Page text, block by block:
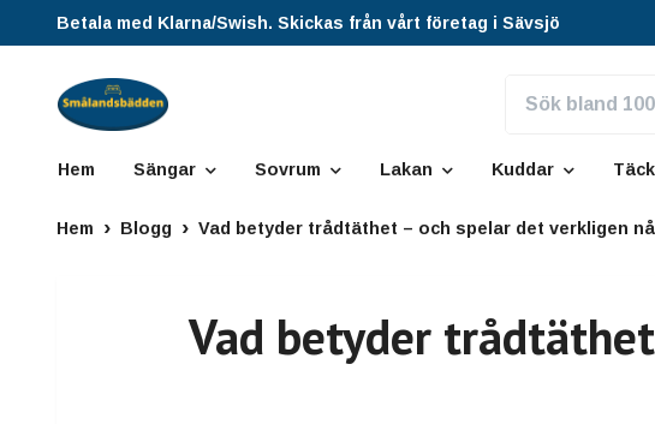
Betala med Klarna/Swish. Skickas från vårt företag i Sävsjö
Hem Sängar Sovrum Lakan Kuddar
Hem Blogg Vad betyder trådtäthet – och spelar det verkligen
Vad betyder